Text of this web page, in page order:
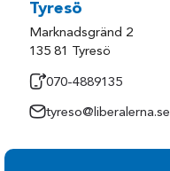
Tyresö
Marknadsgränd 2
135 81 Tyresö
070-4889135
tyreso@liberalerna.se